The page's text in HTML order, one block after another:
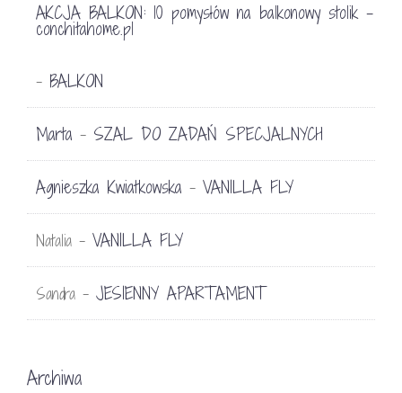
AKCJA BALKON: 10 pomysłów na balkonowy stolik -
conchitahome.pl
- BALKON
Marta - SZAL DO ZADAŃ SPECJALNYCH
Agnieszka Kwiatkowska - VANILLA FLY
Natalia - VANILLA FLY
Sandra - JESIENNY APARTAMENT
Archiwa